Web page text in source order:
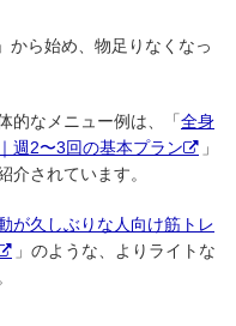
から始め、物足りなくなっ
的なメニュー例は、「全身
週2〜3回の基本プラン
」
介されています。
が久しぶりな人向け筋トレ
」のような、よりライトな